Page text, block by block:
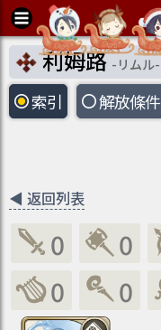
利姆路 - リムル-
索引 解放條件
◀ 返回列表
0 0
0
0